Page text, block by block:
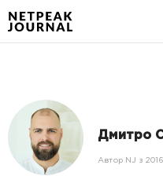
Дмитро
Автор NJ з 2016